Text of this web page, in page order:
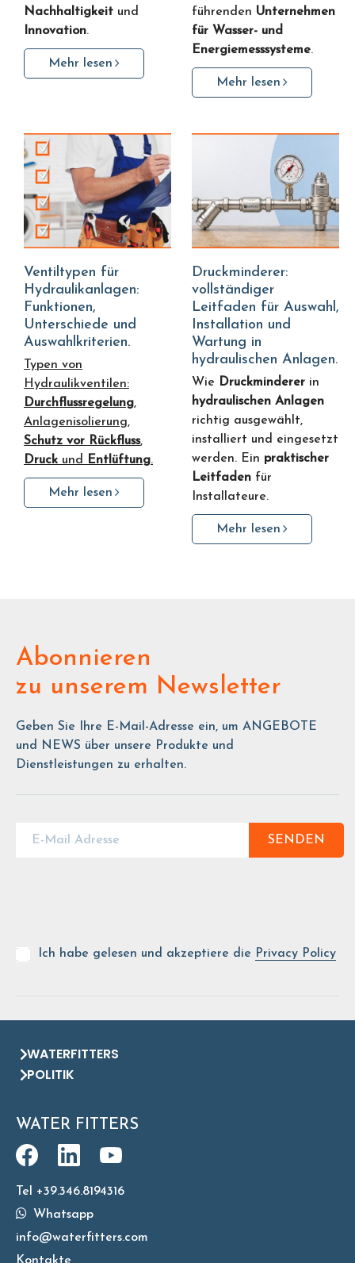
Nachhaltigkeit und
Innovation.
Mehr lesen
führenden Unternehmen
für Wasser- und
Energiemesssysteme.
Mehr lesen
Ventiltypen für
Hydraulikanlagen:
Funktionen,
Unterschiede und
Auswahlkriterien.
Typen von
Hydraulikventilen:
Durchflussregelung,
Anlagenisolierung,
Schutz vor Rückfluss,
Druck und Entlüftung.
Mehr lesen
Druckminderer:
vollständiger
Leitfaden für Auswahl,
Installation und
Wartung in
hydraulischen Anlagen.
Wie Druckminderer in
hydraulischen Anlagen
richtig ausgewählt,
installiert und eingesetzt
werden. Ein praktischer
Leitfaden für
Installateure.
Mehr lesen
Abonnieren
zu unserem Newsletter
Geben Sie Ihre E-Mail-Adresse ein, um ANGEBOTE
und NEWS über unsere Produkte und
Dienstleistungen zu erhalten.
SENDEN
Ich habe gelesen und akzeptiere die Privacy Policy
WATERFITTERS
POLITIK
WATER FITTERS
Tel +39.346.8194316
Whatsapp
info@waterfitters.com